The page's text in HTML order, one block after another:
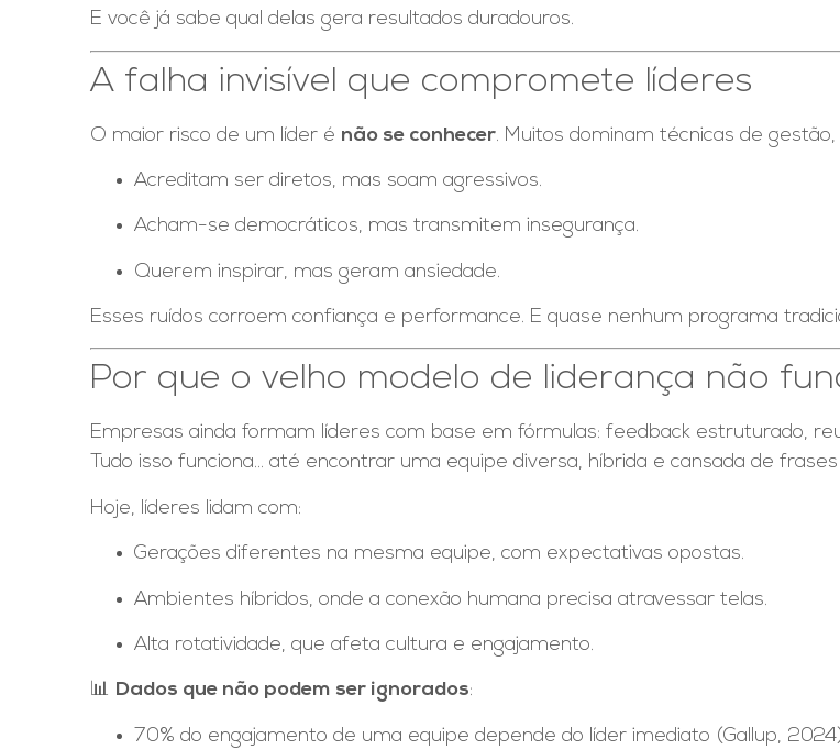
E você já sabe qual delas gera resultados duradouros.
A falha invisível que compromete líderes
O maior risco de um líder é não se conhecer. Muitos dominam técnicas de
Acreditam ser diretos, mas soam agressivos.
Acham-se democráticos, mas transmitem insegurança.
Querem inspirar, mas geram ansiedade.
Esses ruídos corroem confiança e performance. E quase nenhum programa
Por que o velho modelo de liderança não
Empresas ainda formam líderes com base em fórmulas: feedback estruturado,
Tudo isso funciona… até encontrar uma equipe diversa, híbrida e cansada de
Hoje, líderes lidam com:
Gerações diferentes na mesma equipe, com expectativas opostas.
Ambientes híbridos, onde a conexão humana precisa atravessar telas.
Alta rotatividade, que afeta cultura e engajamento.
📊 Dados que não podem ser ignorados:
70% do engajamento de uma equipe depende do líder imediato (Gallup,